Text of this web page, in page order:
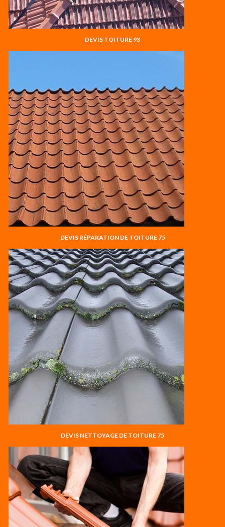
DEVIS TOITURE 93
DEVIS RÉPARATION DE TOITURE 75
DEVIS NETTOYAGE DE TOITURE 75